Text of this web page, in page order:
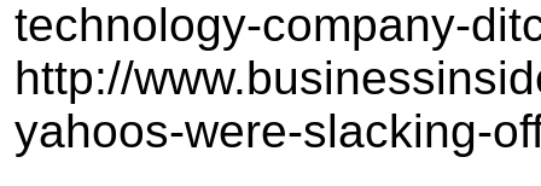
technology-company-
http://
yahoos-were-slacking-